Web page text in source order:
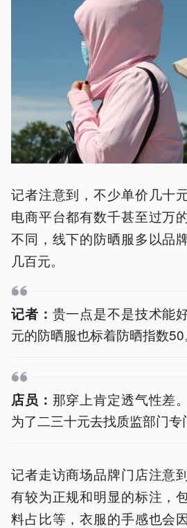
记者注意到，不少单价几十
电商平台都有数千甚至过万
不同，线下的防晒服多以品
几百元。
记者： 贵一点是不是技术能
元的防晒服也标着防晒指数50
店员： 那穿上肯定透气性差
为了二三十元去找质监部门专
记者走访商场品牌门店注意
有较为正规和明显的标注，
料占比等，衣服的手感也会